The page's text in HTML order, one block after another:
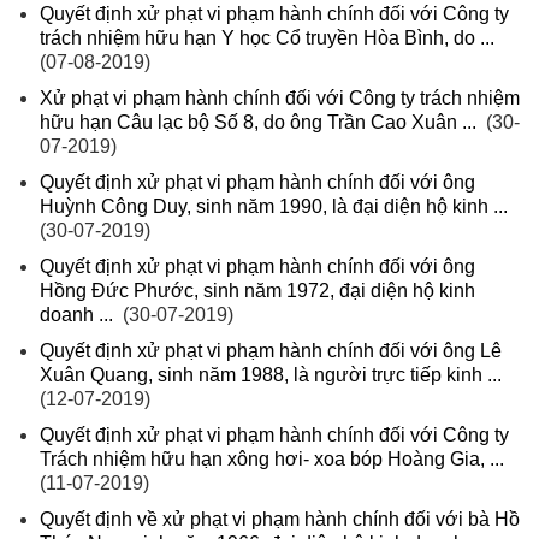
Quyết định xử phạt vi phạm hành chính đối với Công ty
trách nhiệm hữu hạn Y học Cổ truyền Hòa Bình, do ...
(07-08-2019)
Xử phạt vi phạm hành chính đối với Công ty trách nhiệm
hữu hạn Câu lạc bộ Số 8, do ông Trần Cao Xuân ... (30-
07-2019)
Quyết định xử phạt vi phạm hành chính đối với ông
Huỳnh Công Duy, sinh năm 1990, là đại diện hộ kinh ...
(30-07-2019)
Quyết định xử phạt vi phạm hành chính đối với ông
Hồng Đức Phước, sinh năm 1972, đại diện hộ kinh
doanh ... (30-07-2019)
Quyết định xử phạt vi phạm hành chính đối với ông Lê
Xuân Quang, sinh năm 1988, là người trực tiếp kinh ...
(12-07-2019)
Quyết định xử phạt vi phạm hành chính đối với Công ty
Trách nhiệm hữu hạn xông hơi- xoa bóp Hoàng Gia, ...
(11-07-2019)
Quyết định về xử phạt vi phạm hành chính đối với bà Hồ